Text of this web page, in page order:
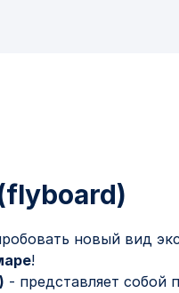
новый вид
!
- представляет собой